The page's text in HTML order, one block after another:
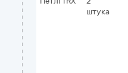
штука